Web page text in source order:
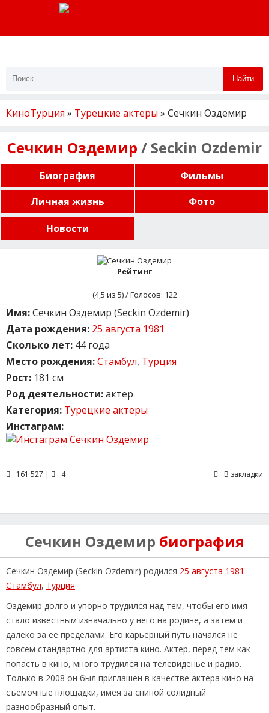
Найти
КиноТурция » Турецкие актеры » Сечкин Оздемир
Сечкин Оздемир / Seckin Ozdemir
Биография
Фильмы
Личная жизнь
Фото
Новости
Рейтинг
(4,5 из 5) / Голосов: 122
Имя:Сечкин Оздемир (Seckin Ozdemir)
Дата рождения: 25 августа 1981
Сколько лет: 44 года
Место рождения:Стамбул, Турция
Рост: 181 см
Род деятельности:актер
Категория: Турецкие актеры
Инстаграм:
161 527 | 4 В закладки
Сечкин Оздемир биография
Сечкин Оздемир (Seckin Ozdemir) родился 25 августа 1981 -
Стамбул, Турция
Оздемир долго и упорно трудился над тем, чтобы его имя
стало известным изначально у него на родине, а затем и
далеко за ее пределами. Его карьерный путь начался не
совсем стандартно для артиста кино. Актер, перед тем как
попасть в кино, много трудился на телевиденье и радио.
Только в 2008 он был приглашен в качестве актера кино на
съемочные площадки, имея за спиной солидный
разнообразный опыт.